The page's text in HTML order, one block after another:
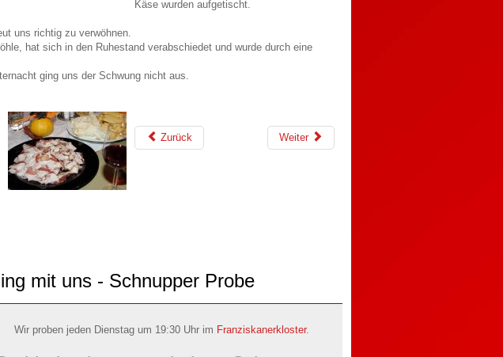
Käse wurden aufgetischt.
uns richtig zu verwöhnen.
hat sich in den Ruhestand verabschiedet und wurde durch eine
ging uns der Schwung nicht aus.
Zurück Weiter
mit uns - Schnupper Probe
Wir proben jeden Dienstag um 19:30 Uhr im Franziskanerkloster.